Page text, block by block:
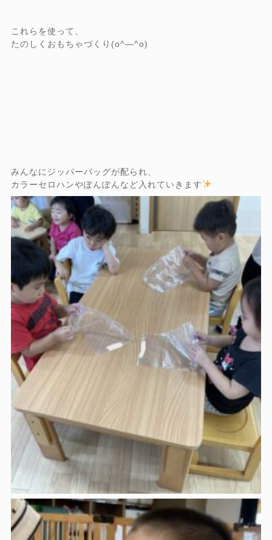
これらを使って、
たのしくおもちゃづくり(o^―^o)
みんなにジッパーバッグが配られ、
カラーセロハンやぽんぽんなど入れていきます